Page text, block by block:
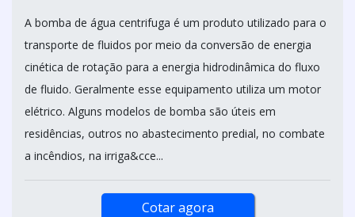
A bomba de água centrifuga é um produto utilizado para o
transporte de fluidos por meio da conversão de energia
cinética de rotação para a energia hidrodinâmica do fluxo
de fluido. Geralmente esse equipamento utiliza um motor
elétrico. Alguns modelos de bomba são úteis em
residências, outros no abastecimento predial, no combate
a incêndios, na irriga&cce...
Cotar agora